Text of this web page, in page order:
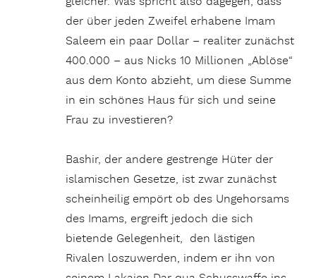
der über jeden Zweifel erhabene Imam
Saleem ein paar Dollar – realiter zunächst
400.000 – aus Nicks 10 Millionen „Ablöse“
aus dem Konto abzieht, um diese Summe
in ein schönes Haus für sich und seine
Frau zu investieren?
Bashir, der andere gestrenge Hüter der
islamischen Gesetze, ist zwar zunächst
scheinheilig empört ob des Ungehorsams
des Imams, ergreift jedoch die sich
bietende Gelegenheit, den lästigen
Rivalen loszuwerden, indem er ihn von